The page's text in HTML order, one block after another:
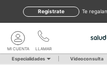
te
Regístrate
LLAMAR
MI CUENTA
Especialidades Videoconsulta